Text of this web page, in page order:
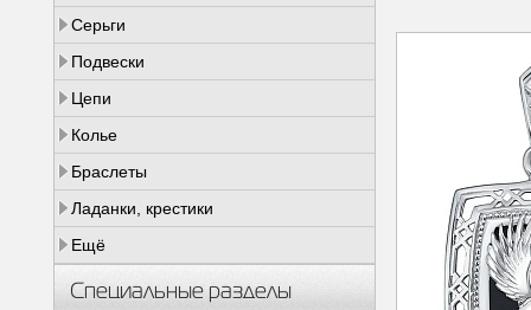
Серьги
Подвески
Цепи
Колье
Браслеты
Ладанки, крестики
Ещё
Специальные разделы